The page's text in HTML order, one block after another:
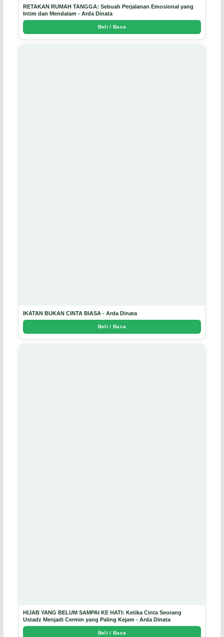
RETAKAN RUMAH TANGGA: Sebuah Perjalanan Emosional yang
Intim dan Mendalam - Arda Dinata
Beli / Baca
IKATAN BUKAN CINTA BIASA - Arda Dinata
Beli / Baca
HIJAB YANG BELUM SAMPAI KE HATI: Ketika Cinta Seorang
Ustadz Menjadi Cermin yang Paling Kejam - Arda Dinata
Beli / Baca